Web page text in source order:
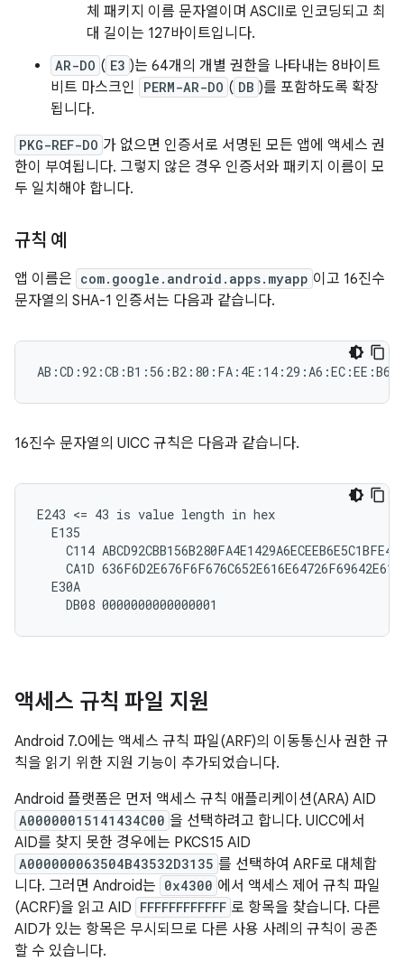
체 패키지 이름 문자열이며 ASCII로 인코딩되고 최
대 길이는 127바이트입니다.
AR-DO ( E3 )는 64개의 개별 권한을 나타내는 8바이트
비트 마스크인
PERM-AR-DO ( DB )를 포함하도록 확장
됩니다.
PKG-REF-DO 가 없으면 인증서로 서명된 모든 앱에 액세스 권
한이 부여됩니다. 그렇지 않은 경우 인증서와 패키지 이름이 모
두 일치해야 합니다.
규칙 예
앱 이름은 com.google.android.apps.myapp 이고 16진수
문자열의 SHA-1 인증서는 다음과 같습니다.
16진수 문자열의 UICC 규칙은 다음과 같습니다.
E243 <= 43 is value length in hex
  E135
    C114 ABCD92CBB156B280FA4E1429A6ECEEB6E5C1BFE4
CA1D
  E30A
액세스 규칙 파일 지원
Android 7.0에는 액세스 규칙 파일(ARF)의 이동통신사 권한 규
칙을 읽기 위한 지원 기능이 추가되었습니다.
Android 플랫폼은 먼저 액세스 규칙 애플리케이션(ARA) AID
A00000015141434C00 을 선택하려고 합니다. UICC에서
AID를 찾지 못한 경우에는 PKCS15 AID
A000000063504B43532D3135 를 선택하여 ARF로 대체합
니다. 그러면 Android는 0x4300 에서 액세스 제어 규칙 파일
(ACRF)을 읽고 AID FFFFFFFFFFFF 로 항목을 찾습니다. 다른
AID가 있는 항목은 무시되므로 다른 사용 사례의 규칙이 공존
할 수 있습니다.